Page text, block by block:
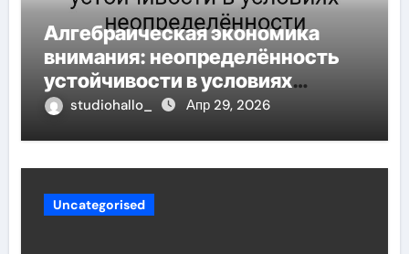
Алгебраическая экономика
внимания: неопределённость
устойчивости в условиях
неопределённости
studiohallo_ Апр 29, 2026
Uncategorised